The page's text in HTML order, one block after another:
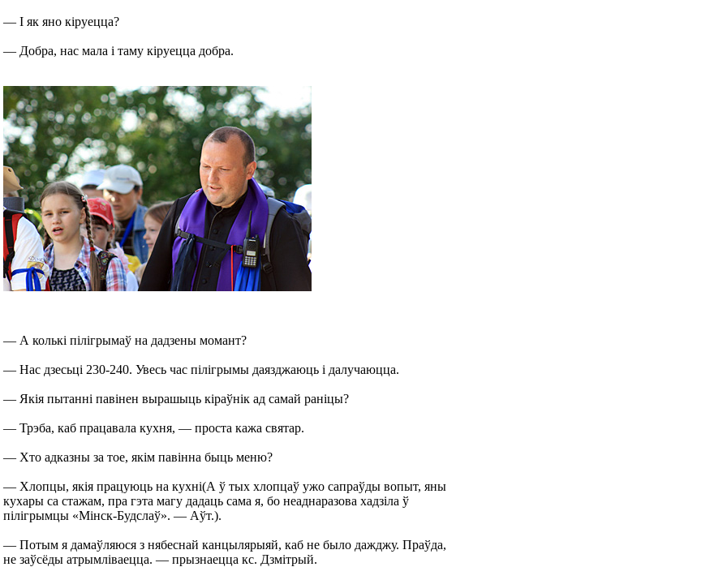
— І як яно кіруецца?
— Добра, нас мала і таму кіруецца добра.
— А колькі пілігрымаў на дадзены момант?
— Нас дзесьці 230-240. Увесь час пілігрымы даязджаюць і далучаюцца.
— Якія пытанні павінен вырашыць кіраўнік ад самай раніцы?
— Трэба, каб працавала кухня, — проста кажа святар.
— Хто адказны за тое, якім павінна быць меню?
— Хлопцы, якія працуюць на кухні(А ў тых хлопцаў ужо сапраўды вопыт, яны
кухары са стажам, пра гэта магу дадаць сама я, бо неаднаразова хадзіла ў
пілігрымцы «Мінск-Будслаў». — Аўт.).
— Потым я дамаўляюся з нябеснай канцылярыяй, каб не было дажджу. Праўда,
не заўсёды атрымліваецца. — прызнаецца кс. Дзмітрый.